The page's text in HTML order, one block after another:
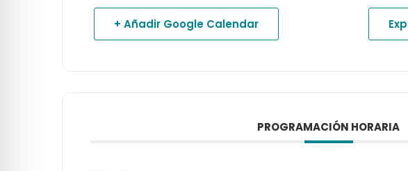
+ Añadir Google Calendar
PROGRAMACIÓN HORARIA